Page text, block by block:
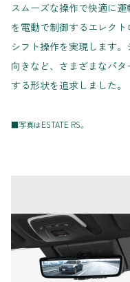
スムーズな操作で快適に
を電動で制御するエレク
シフト操作を実現します
向きなど、さまざまなパ
する形状を追求しました。
■写真はESTATE RS。